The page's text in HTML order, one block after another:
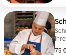
75 €
75
,